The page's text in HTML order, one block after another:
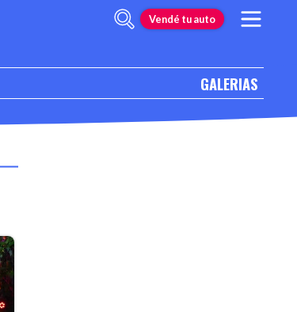
Vendé tu auto
GALERIAS